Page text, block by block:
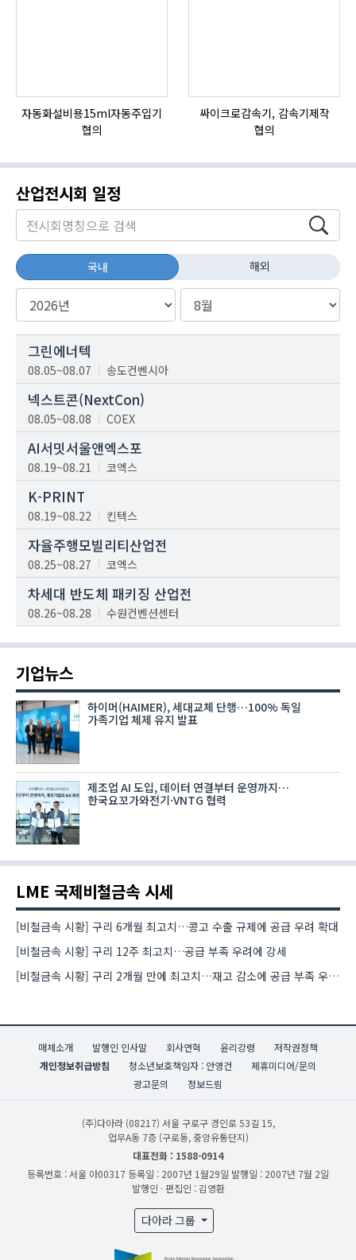
자동화설비용15ml자동주입기
협의
싸이크로감속기, 감속기제작
협의
산업전시회 일정
국내 해외
그린에너텍
08.05~08.07 송도컨벤시아
넥스트콘(NextCon)
08.05~08.08 COEX
AI서밋서울앤엑스포
08.19~08.21 코엑스
K-PRINT
08.19~08.22 킨텍스
자율주행모빌리티산업전
08.25~08.27 코엑스
차세대 반도체 패키징 산업전
08.26~08.28 수원컨벤션센터
기업뉴스
하이머(HAIMER), 세대교체 단행…100% 독일
가족기업 체제 유지 발표
제조업 AI 도입, 데이터 연결부터 운영까지…
한국요꼬가와전기·VNTG 협력
LME 국제비철금속 시세
[비철금속 시황] 구리 6개월 최고치…콩고 수출 규제에 공급 우려 확대
[비철금속 시황] 구리 12주 최고치…공급 부족 우려에 강세
[비철금속 시황] 구리 2개월 만에 최고치…재고 감소에 공급 부족 우려 확대
매체소개 발행인 인사말 회사연혁 윤리강령
저작권정책
개인정보취급방침
청소년보호책임자 : 안영건
제휴미디어/문의
광고문의
정보드림
(주)다아라 (08217) 서울 구로구 경인로 53길 15,
업무A동 7층 (구로동, 중앙유통단지)
대표전화 : 1588-0914
등록번호 : 서울 아00317 등록일 : 2007년 1월29일 발행일 : 2007년 7월 2일
발행인 · 편집인 : 김영환
다아라 그룹